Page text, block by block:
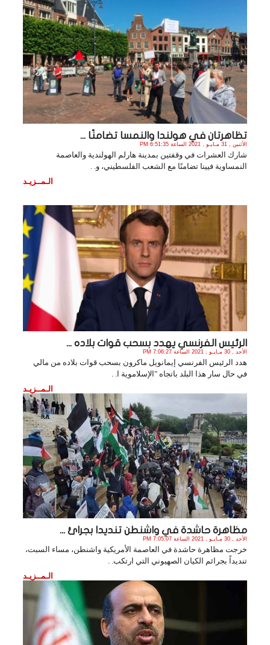
تظاهرتان في هولندا والنمسا تضامنًا ...
الأثنين , 31 مـايـو , 2021 الساعة 6:51:35 PM
شارك العشرات في وقفتين بمدينة هارلم الهولندية والعاصمة
النمساوية فيينا تضامنًا مع الشعب الفلسطيني، و. .
الـمــزيـد
الرئيس الفرنسي يهدد بسحب قوات بلاده ...
الأحد , 30 مـايـو , 2021 الساعة 7:06:27 PM
هدد الرئيس الفرنسي إيمانويل ماكرون بسحب قوات بلاده من مالي
في حال سار هذا البلد باتجاه "الإسلاموية ا. .
الـمــزيـد
مظاهرة حاشدة في واشنطن تنديدا بجرائ ...
الأحد , 30 مـايـو , 2021 الساعة 7:05:07 PM
خرجت مظاهرة حاشدة في العاصمة الأمريكية واشنطن، مساء السبت،
تنديداً بجرائم الكيان الصهيوني التي ارتكب. .
الـمــزيـد